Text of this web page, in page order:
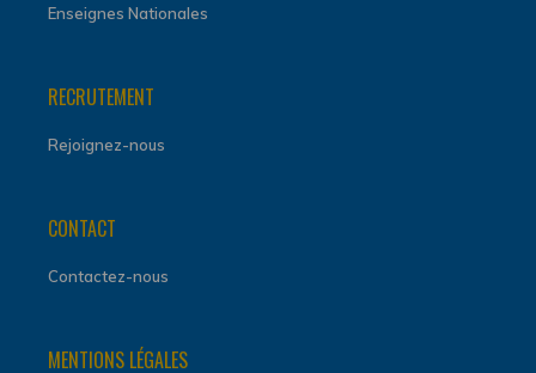
Enseignes Nationales
RECRUTEMENT
Rejoignez-nous
CONTACT
Contactez-nous
MENTIONS LÉGALES